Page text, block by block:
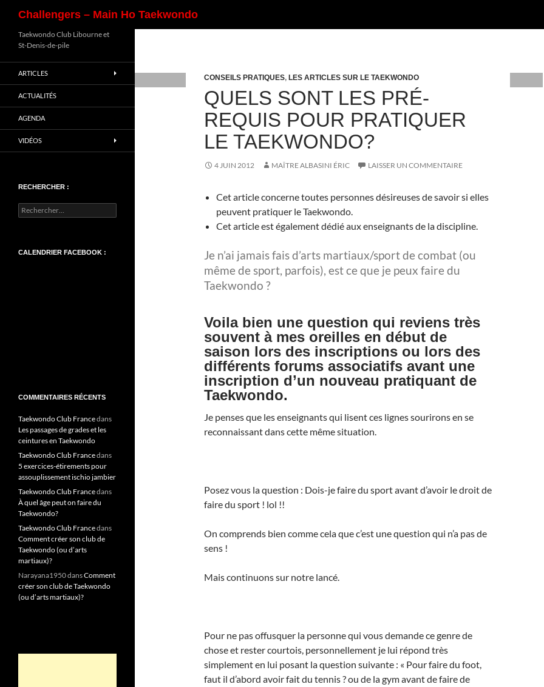
Aller
contenu
Challengers – Main Ho Taekwondo
CONSEILS PRATIQUES, LES ARTICLES SUR LE TAEKWONDO
QUELS SONT LES PRÉ-
REQUIS POUR PRATIQUER
LE TAEKWONDO?
4 JUIN 2012 MAÎTRE ALBASINI ÉRIC LAISSER UN COMMENTAIRE
Cet article concerne toutes personnes désireuses de savoir si elles
peuvent pratiquer le Taekwondo.
Cet article est également dédié aux enseignants de la discipline.
Je n’ai jamais fais d’arts martiaux/sport de combat (ou
même de sport, parfois), est ce que je peux faire du
Taekwondo ?
Voila bien une question qui reviens très
souvent à mes oreilles en début de
saison lors des inscriptions ou lors des
différents forums associatifs avant une
inscription d’un nouveau pratiquant de
Taekwondo.
Je penses que les enseignants qui lisent ces lignes sourirons en se
reconnaissant dans cette même situation.
Posez vous la question : Dois-je faire du sport avant d’avoir le droit de
faire du sport ! lol !!
On comprends bien comme cela que c’est une question qui n’a pas de
sens !
Mais continuons sur notre lancé.
Pour ne pas offusquer la personne qui vous demande ce genre de
chose et rester courtois, personnellement je lui répond très
simplement en lui posant la question suivante : « Pour faire du foot,
faut il d’abord avoir fait du tennis ? ou de la gym avant de faire de
Taekwondo Club Libourne et
St-Denis-de-pile
ARTICLES
ACTUALITÉS
AGENDA
VIDÉOS
RECHERCHER :
Rechercher :
CALENDRIER FACEBOOK :
COMMENTAIRES RÉCENTS
Taekwondo Club Francedans
Les passages de grades et les
ceintures en Taekwondo
Taekwondo Club Francedans
5 exercices-étirements pour
assouplissement ischio jambier
Taekwondo Club Francedans
À quel âge peut on faire du
Taekwondo?
Taekwondo Club Francedans
Comment créer son club de
Taekwondo (ou d’arts
martiaux)?
Narayana1950dansComment
créer son club de Taekwondo
(ou d’arts martiaux)?